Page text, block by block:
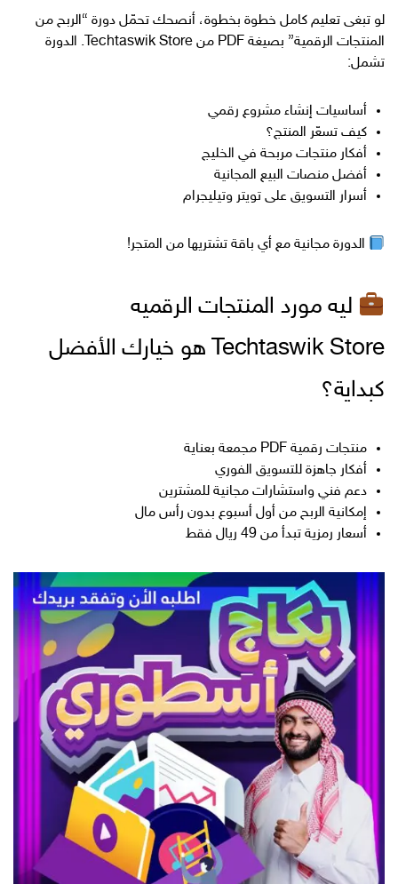
لو تبغى تعليم كامل خطوة بخطوة، أنصحك تحمّل دورة “الربح من
المنتجات الرقمية” بصيغة PDF من Techtaswik Store. الدورة
تشمل:
أساسيات إنشاء مشروع رقمي
كيف تسعّر المنتج؟
أفكار منتجات مربحة في الخليج
أفضل منصات البيع المجانية
أسرار التسويق على تويتر وتيليجرام
الدورة مجانية مع أي باقة تشتريها من المتجر!
ليه مورد المنتجات الرقميه
Techtaswik Store هو خيارك الأفضل
كبداية؟
منتجات رقمية PDF مجمعة بعناية
أفكار جاهزة للتسويق الفوري
دعم فني واستشارات مجانية للمشترين
إمكانية الربح من أول أسبوع بدون رأس مال
أسعار رمزية تبدأ من 49 ريال فقط